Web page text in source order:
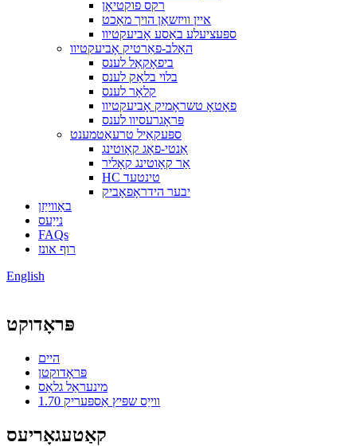
רקס פוקטיאָן
איין וויזשאַן הויך מאַכט
ספּעציעלע באַסע אָביעקטיוו
האַלב-פאַרטיק אָביעקטיוו
ביפאָקאַל לענס
בלוי בלאַק לענס
קלאָר לענס
פאָטאָ טשראָמיק אָביעקטיוו
פּראָגרעסיוו לענס
ספּעקאַיל טרעאַטמענט
אַנטי-פאָג קאָוטינג
אַר קאָוטינג קאָליר
HC טינטעד
יבער הידראָפאָביק
באַווייַזן
נייַעס
FAQs
רוף אונז
English
פּראָדוקט
היים
פּראָדוקטן
מינעראַל גלאַס
1.70 ווייַס שפּיץ אַספּעריק
קאַטעגאָריעס